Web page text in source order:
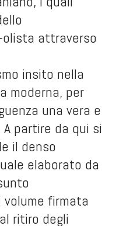
attraverso
insito nella
moderna, per
una vera e
partire da qui si
il denso
elaborato da
volume firmata
ritiro degli